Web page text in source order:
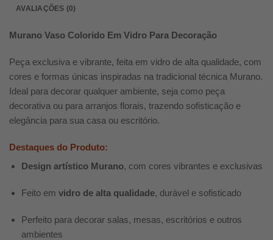
AVALIAÇÕES (0)
Murano Vaso Colorido Em Vidro Para Decoração
Peça exclusiva e vibrante, feita em vidro de alta qualidade, com
cores e formas únicas inspiradas na tradicional técnica Murano.
Ideal para decorar qualquer ambiente, seja como peça
decorativa ou para arranjos florais, trazendo sofisticação e
elegância para sua casa ou escritório.
Destaques do Produto:
Design artístico Murano, com cores vibrantes e exclusivas
Feito em vidro de alta qualidade, durável e sofisticado
Perfeito para decorar salas, mesas, escritórios e outros
ambientes